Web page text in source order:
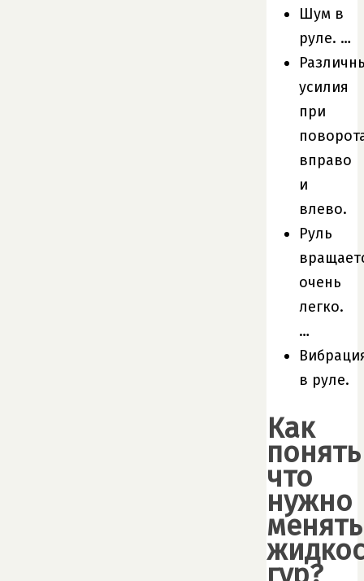
Шум в
руле. …
усилия
при
вправо
и
влево.
Руль
очень
легко.
…
в руле.
Как
понять
что
нужно
менять